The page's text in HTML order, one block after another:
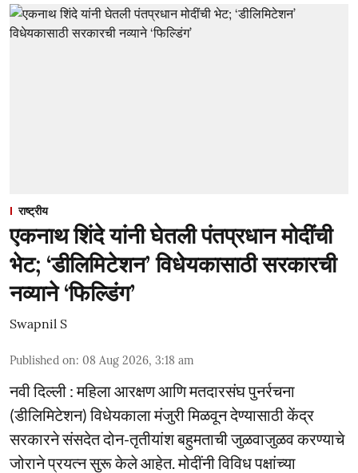
राष्ट्रीय
एकनाथ शिंदे यांनी घेतली पंतप्रधान मोदींची
भेट; ‘डीलिमिटेशन’ विधेयकासाठी सरकारची
नव्याने ‘फिल्डिंग’
Swapnil S
Published on: 08 Aug 2026, 3:18 am
नवी दिल्ली : महिला आरक्षण आणि मतदारसंघ पुनर्रचना
(डीलिमिटेशन) विधेयकाला मंजुरी मिळवून देण्यासाठी केंद्र
सरकारने संसदेत दोन-तृतीयांश बहुमताची जुळवाजुळव करण्याचे
जोराने प्रयत्न सुरू केले आहेत. मोदींनी विविध पक्षांच्या